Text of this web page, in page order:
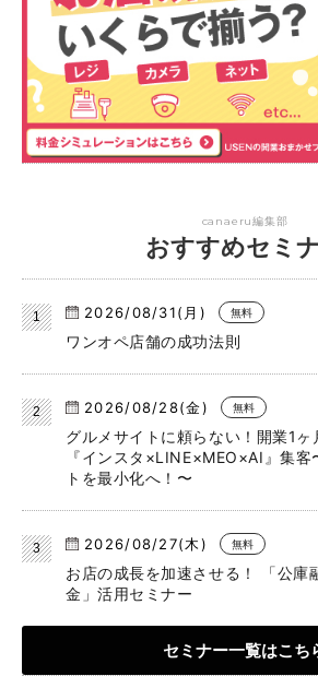
canaeru編集部
おすすめセミ
2026/08/31(月) 無料
ワンオペ店舗の成功法則
2026/08/28(金) 無料
グルメサイトに頼らない！開業1ヶ
『インスタ×LINE×MEO×AI』集客
トを最小化へ！〜
2026/08/27(木) 無料
お店の成長を加速させる！ 「公庫
金」活用セミナー
セミナー一覧はこち